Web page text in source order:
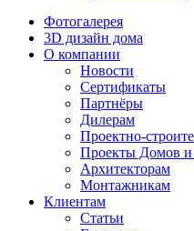
Фотогалерея
3D дизайн дома
О компании
Новости
Сертификаты
Партнёры
Дилерам
Проектно-
Проекты Домов и
Архитекторам
Монтажникам
Клиентам
Статьи